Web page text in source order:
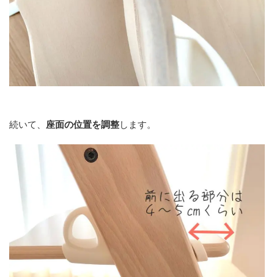
続いて、 座面の位置を調整します。